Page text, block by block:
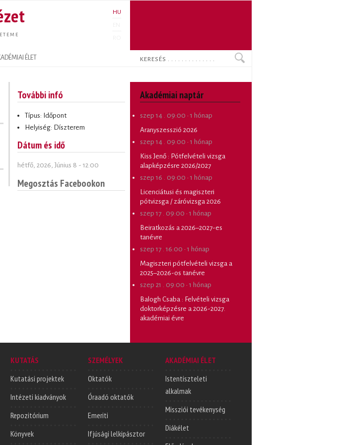
HU
ÉLET Keresés
További infó
Típus: Időpont
Helyiség: Díszterem
Dátum és idő
hétfő, 2026, Június 8 - 12:00
Megosztás Facebookon
Akadémiai naptár
szep 14 . 09:00 · 1 hónap
Aranyszesszió 2026
szep 14 . 09:00 · 1 hónap
Kiss Jenő : Pótfelvételi vizsga
alapképzésre 2026/2027
szep 16 . 09:00 · 1 hónap
Licenciátusi és magiszteri
pótvizsga / záróvizsga 2026
szep 17 . 09:00 · 1 hónap
Beiratkozás a 2026–2027-es
tanévre
szep 17 . 16:00 · 1 hónap
Magiszteri pótfelvételi vizsga a
2025–2026-os tanévre
szep 21 . 09:00 · 1 hónap
Balogh Csaba : Felvételi vizsga
doktorképzésre a 2026-2027.
akadémiai évre
KUTATÁS
Kutatási projektek
Intézeti kiadványok
Repozitórium
Könyvek
SZEMÉLYEK
Oktatók
Óraadó oktatók
Emeriti
Ifjúsági lelkipásztor
AKADÉMIAI ÉLET
Istentiszteleti
alkalmak
Missziói tevékenység
Diákélet